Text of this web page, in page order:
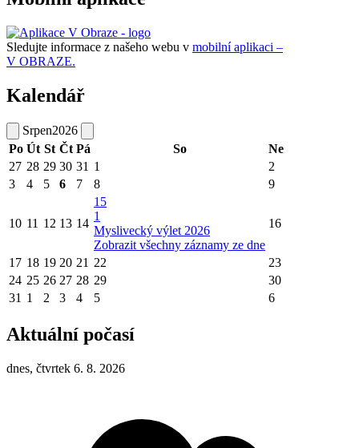
Sledujte informace z našeho webu v mobilní aplikaci –
V OBRAZE.
Kalendář
Srpen2026
Po Út St Čt Pá So
Ne
27 28 29 30 31 1
2
3
4 5 6 7 8 9
10 11 12 13 14
15
1
Myslivecký výlet 2026
Zobrazit všechny záznamy ze dne
16
17 18 19 20 21 22
23
24 25 26 27 28 29
30
31 1 2 3 4 5 6
Aktuální počasí
dnes, čtvrtek 6. 8. 2026